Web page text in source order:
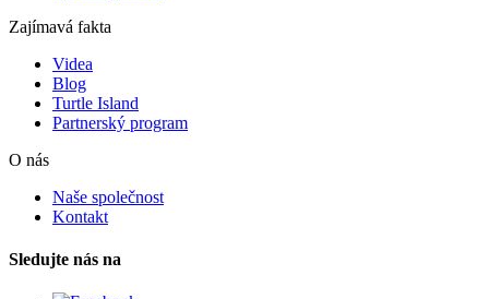
Zajímavá fakta
Videa
Blog
Turtle Island
Partnerský program
O nás
Naše společnost
Kontakt
Sledujte nás na